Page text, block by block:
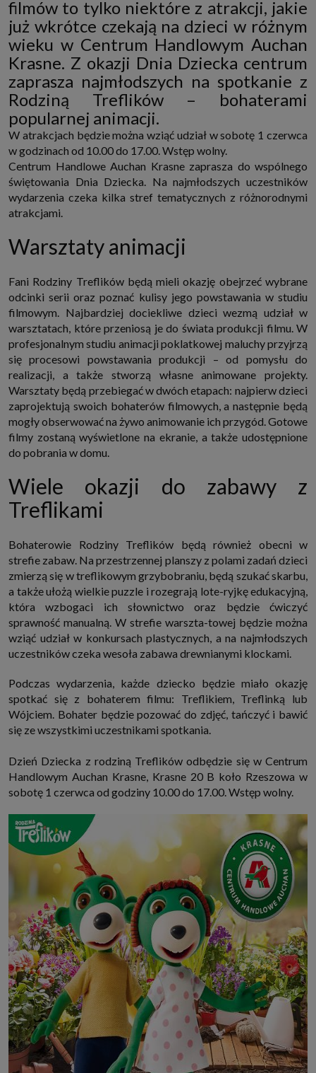
http://www.sagier.pl/
Jeżeli wyrazisz zgodę, o którą wyżej prosimy, administratorami Twoich
danych osobowych będą także nasi Zaufani Partnerzy. Listę Zaufanych
Partnerów możesz sprawdzić w każdym momencie na stronie naszej
polityki prywatności
i tam też zmodyfikować lub cofnąć swoje zgody.
Podstawa i cel przetwarzania
Twoje dane przetwarzamy w następujących celach:
1. Jeśli zawieramy z Tobą umowę o realizację danej usługi (np. usługi
zapewniającej Ci możliwość zapoznania się z jednym z naszych serwisów
w oparciu o treść regulaminu tego serwisu), to możemy przetwarzać
Twoje dane w zakresie niezbędnym do realizacji tej umowy.
2. Zapewnianie bezpieczeństwa usługi (np. sprawdzenie, czy do Twojego
konta nie loguje się nieuprawniona osoba), dokonanie pomiarów
statystycznych, ulepszanie naszych usług i dopasowanie ich do potrzeb i
wygody użytkowników (np. personalizowanie treści w usługach), jak
również prowadzenie marketingu i promocji własnych usług (np. jeśli
interesujesz się motoryzacją i oglądasz artykuły w biznesistyl.pl lub na
innych stronach internetowych, to możemy Ci wyświetlić reklamę
przetwarzanie danych to realizacja naszych prawnie uzasadnionych
interesów.
Partnerzy oraz my dla podmiotów trzecich. Aby móc pokazać interesujące
Cię reklamy (np. produktu, którego możesz potrzebować) reklamodawcy i
ich przedstawiciele chcieliby mieć możliwość przetwarzania Twoich
danych związanych z odwiedzanymi przez Ciebie stronami
internetowymi. Udzielenie takiej zgody jest dobrowolne, nie musisz jej
udzielać, nie pozbawi Cię to dostępu do naszych usług. Masz również
możliwość ograniczenia zakresu lub zmiany zgody w dowolnym
momencie.
Twoje dane przetwarzane będą do czasu istnienia podstawy do ich
przetwarzania, czyli w przypadku udzielenia zgody do momentu jej
cofnięcia, ograniczenia lub innych działań z Twojej strony ograniczających
tę zgodę, w przypadku niezbędności danych do wykonania umowy, przez
czas jej wykonywania i ewentualnie okres przedawnienia roszczeń z niej
(zwykle nie więcej niż 3 lata, a maksymalnie 10 lat), a w przypadku, gdy
podstawą przetwarzania danych jest uzasadniony interes administratora,
do czasu zgłoszenia przez Ciebie skutecznego sprzeciwu.
Administratorzy danych mogą powierzać Twoje dane podwykonawcom IT,
księgowym, agencjom marketingowym etc. Zrobią to jedynie na
podstawie umowy o powierzenie przetwarzania danych zobowiązującej
taki podmiot do odpowiedniego zabezpieczenia danych i niekorzystania z
Cookies
Na naszych stronach używamy znaczników internetowych takich jak pliki
np. cookie lub local storage do zbierania i przetwarzania danych
osobowych w celu personalizowania treści i reklam oraz analizowania
ruchu na stronach, aplikacjach i w Internecie. W ten sposób technologię tę
wykorzystują również podmioty z Grupy SAGIER oraz nasi Zaufani
Partnerzy, którzy także chcą dopasowywać reklamy do Twoich preferencji.
Cookies to dane informatyczne zapisywane w plikach i przechowywane na
Twoim urządzeniu końcowym (tj. twój komputer, tablet, smartphone itp.),
które przeglądarka wysyła do serwera przy każdorazowym wejściu na
stronę z tego urządzenia, podczas gdy odwiedzasz strony w Internecie.
Szczegółową informację na temat plików cookie i ich funkcjonowania
o tym jak zmienić ustawienia przeglądarki, aby ograniczyć lub wyłączyć
funkcjonowanie plików cookies itp. oraz jak usunąć takie pliki z Twojego
urządzenia.
Twoje uprawnienia
Przysługują Ci następujące uprawnienia wobec Twoich danych i ich
Partnerów:
1. Jeśli udzieliłeś zgody na przetwarzanie danych możesz ją w każdej
przetwarzania już dokonanego na jej podstawie);
2. Masz również prawo żądania dostępu do Twoich danych osobowych, ich
sprostowania, usunięcia lub ograniczenia przetwarzania, prawo do
przeniesienia danych, wyrażenia sprzeciwu wobec przetwarzania danych
oraz prawo do wniesienia skargi do organu nadzorczego, którym w Polsce
jest Prezes Urzędu Ochrony Danych Osobowych.
Pod tym adresem
znajdziesz dodatkowe informacje dotyczące przetwarzania danych i
Twoich uprawnień.
filmów to tylko niektóre z atrakcji, jakie
już wkrótce czekają na dzieci w różnym
wieku w Centrum Handlowym Auchan
Krasne. Z okazji Dnia Dziecka centrum
zaprasza najmłodszych na spotkanie z
Rodziną Treflików – bohaterami
popularnej animacji.
W atrakcjach będzie można wziąć udział w sobotę 1 czerwca
w godzinach od 10.00 do 17.00. Wstęp wolny.
Centrum Handlowe Auchan Krasne zaprasza do wspólnego
świętowania Dnia Dziecka. Na najmłodszych uczestników
wydarzenia czeka kilka stref tematycznych z różnorodnymi
atrakcjami.
Warsztaty animacji
Fani Rodziny Treflików będą mieli okazję obejrzeć wybrane
odcinki serii oraz poznać kulisy jego powstawania w studiu
filmowym. Najbardziej dociekliwe dzieci wezmą udział w
warsztatach, które przeniosą je do świata produkcji filmu. W
profesjonalnym studiu animacji poklatkowej maluchy przyjrzą
się procesowi powstawania produkcji – od pomysłu do
realizacji, a także stworzą własne animowane projekty.
Warsztaty będą przebiegać w dwóch etapach: najpierw dzieci
zaprojektują swoich bohaterów filmowych, a następnie będą
mogły obserwować na żywo animowanie ich przygód. Gotowe
filmy zostaną wyświetlone na ekranie, a także udostępnione
do pobrania w domu.
Wiele okazji do zabawy z
Treflikami
Bohaterowie Rodziny Treflików będą również obecni w
strefie zabaw. Na przestrzennej planszy z polami zadań dzieci
zmierzą się w treflikowym grzybobraniu, będą szukać skarbu,
a także ułożą wielkie puzzle i rozegrają lote-ryjkę edukacyjną,
która wzbogaci ich słownictwo oraz będzie ćwiczyć
sprawność manualną. W strefie warszta-towej będzie można
wziąć udział w konkursach plastycznych, a na najmłodszych
uczestników czeka wesoła zabawa drewnianymi klockami.
Podczas wydarzenia, każde dziecko będzie miało okazję
spotkać się z bohaterem filmu: Treflikiem, Treflinką lub
Wójciem. Bohater będzie pozować do zdjęć, tańczyć i bawić
się ze wszystkimi uczestnikami spotkania.
Dzień Dziecka z rodziną Treflików odbędzie się w Centrum
Handlowym Auchan Krasne, Krasne 20 B koło Rzeszowa w
sobotę 1 czerwca od godziny 10.00 do 17.00. Wstęp wolny.